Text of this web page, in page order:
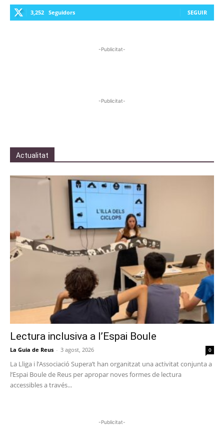
3,252 Seguidors SEGUIR
-Publicitat-
-Publicitat-
Actualitat
Lectura inclusiva a l’Espai Boule
La Guia de Reus - 3 agost, 2026 0
La Lliga i l’Associació Supera’t han organitzat una activitat conjunta a
l’Espai Boule de Reus per apropar noves formes de lectura
accessibles a través...
-Publicitat-